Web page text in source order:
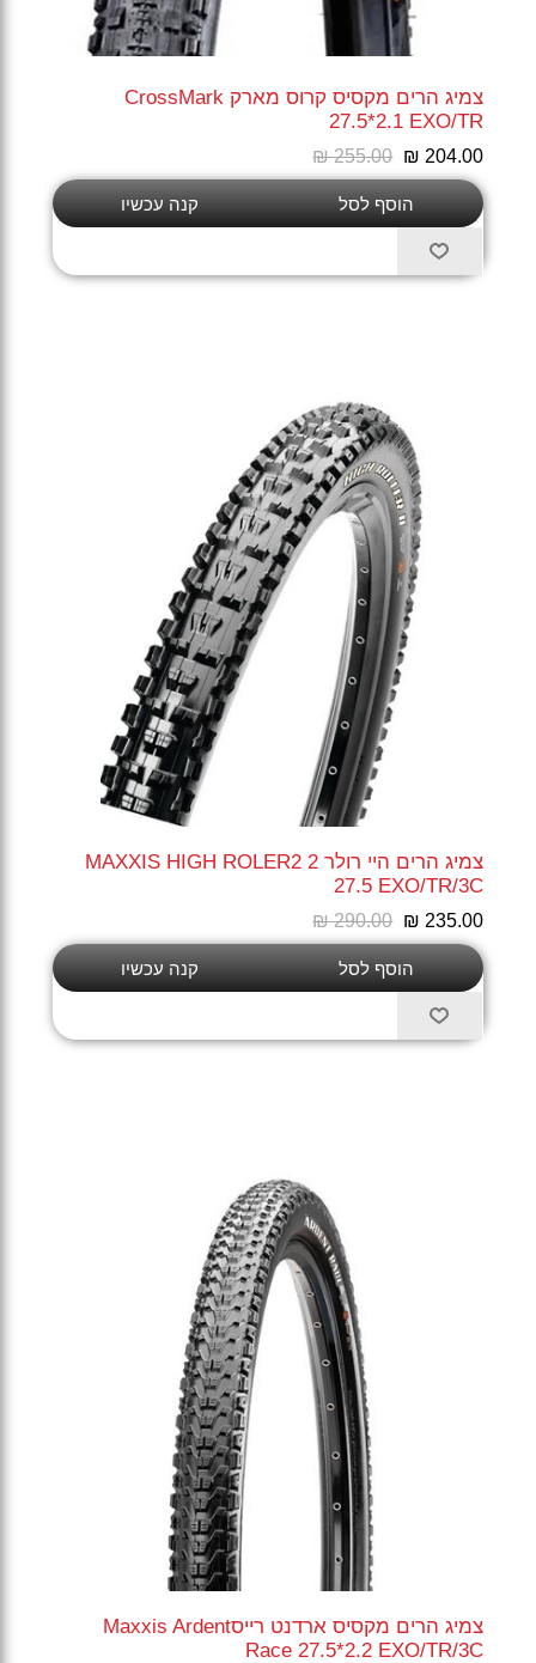
צמיג הרים מקסיס קרוס מארק CrossMark
27.5*2.1 EXO/TR
₪ 255.00 ₪ 204.00
צמיג הרים היי רולר 2 MAXXIS HIGH ROLER2
27.5 EXO/TR/3C
₪ 290.00 ₪ 235.00
צמיג הרים מקסיס ארדנט רייסMaxxis Ardent
Race 27.5*2.2 EXO/TR/3C